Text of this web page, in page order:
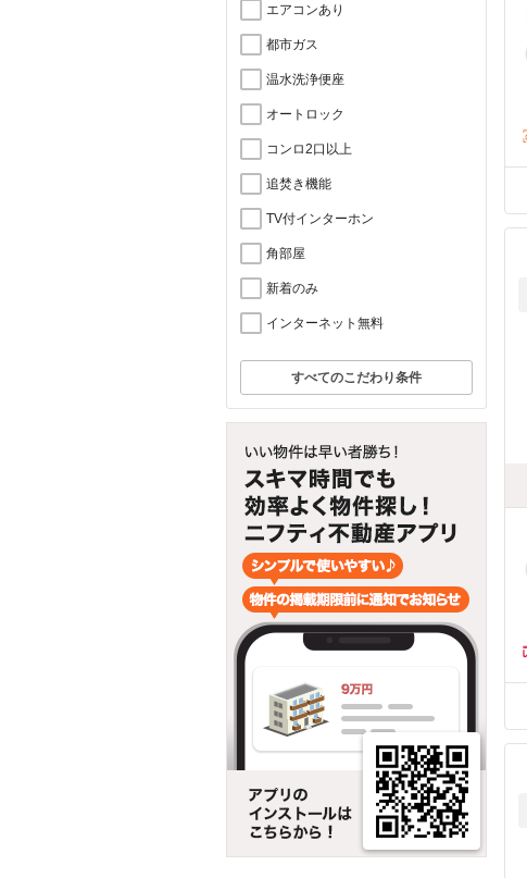
エアコンあり
都市ガス
温水洗浄便座
オートロック
コンロ2口以上
追焚き機能
TV付インターホン
角部屋
新着のみ
インターネット無料
すべてのこだわり条件